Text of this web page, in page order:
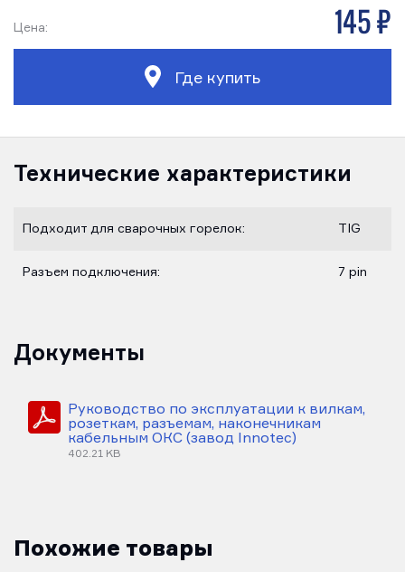
Цена: 145 р
Где купить
Технические характеристики
Подходит для сварочных горелок: TIG
Разъем подключения: 7 pin
Документы
Руководство по эксплуатации к вилкам,
розеткам, разъемам, наконечникам
кабельным ОКС (завод Innotec)
402.21 KB
Похожие товары